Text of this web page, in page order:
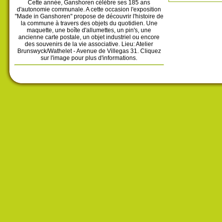
Cette année, Ganshoren célèbre ses 185 ans
d'autonomie communale. A cette occasion l'exposition
"Made in Ganshoren" propose de découvrir l'histoire de
la commune à travers des objets du quotidien. Une
maquette, une boîte d'allumettes, un pin's, une
ancienne carte postale, un objet industriel ou encore
des souvenirs de la vie associative. Lieu: Atelier
Brunswyck/Wathelet - Avenue de Villegas 31. Cliquez
sur l'image pour plus d'informations.